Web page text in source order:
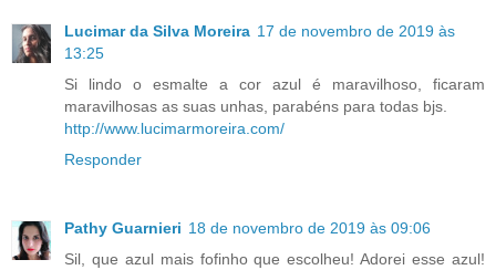
Lucimar da Silva Moreira 17 de novembro de 2019 às
13:25
Si lindo o esmalte a cor azul é maravilhoso, ficaram
maravilhosas as suas unhas, parabéns para todas bjs.
http://www.lucimarmoreira.com/
Responder
Pathy Guarnieri 18 de novembro de 2019 às 09:06
Sil, que azul mais fofinho que escolheu! Adorei esse azul!